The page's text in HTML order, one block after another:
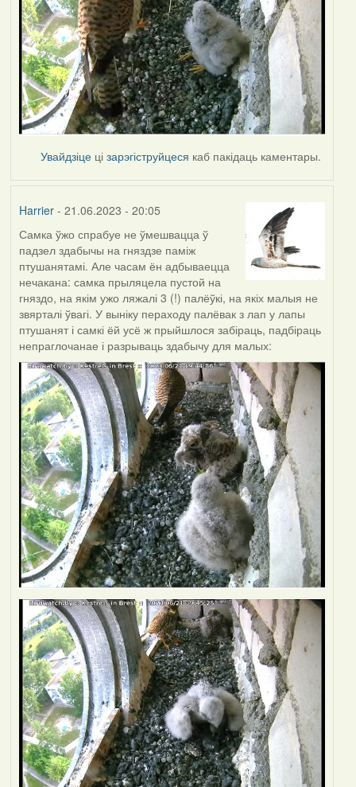
Увайдзіце цізарэгіструйцеся каб пакідаць каментары.
Harrier- 21.06.2023 - 20:05
Самка ўжо спрабуе не ўмешвацца ў
падзел здабычы на гняздзе паміж
птушанятамі. Але часам ён адбываецца
нечакана: самка прыляцела пустой на
гняздо, на якім ужо ляжалі 3 (!) палёўкі, на якіх малыя не
звярталі ўвагі. У выніку пераходу палёвак з лап у лапы
птушанят і самкі ёй усё ж прыйшлося забіраць, падбіраць
непраглочанае і разрываць здабычу для малых: